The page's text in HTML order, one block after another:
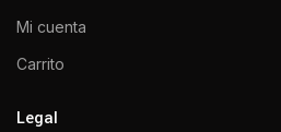
Mi cuenta
Carrito
Legal